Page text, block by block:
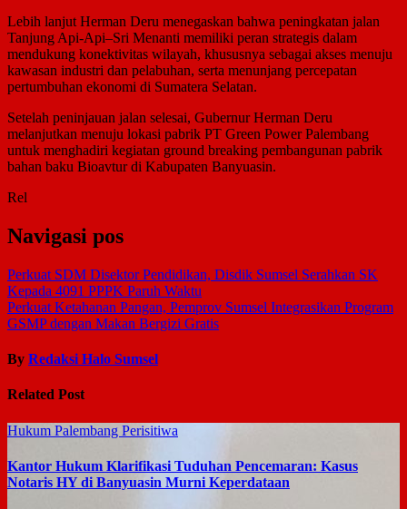
Lebih lanjut Herman Deru menegaskan bahwa peningkatan jalan
Tanjung Api-Api–Sri Menanti memiliki peran strategis dalam
mendukung konektivitas wilayah, khususnya sebagai akses menuju
kawasan industri dan pelabuhan, serta menunjang percepatan
pertumbuhan ekonomi di Sumatera Selatan.
Setelah peninjauan jalan selesai, Gubernur Herman Deru
melanjutkan menuju lokasi pabrik PT Green Power Palembang
untuk menghadiri kegiatan ground breaking pembangunan pabrik
bahan baku Bioavtur di Kabupaten Banyuasin.
Rel
Navigasi pos
Perkuat SDM Disektor Pendidikan, Disdik Sumsel Serahkan SK
Kepada 4091 PPPK Paruh Waktu
Perkuat Ketahanan Pangan, Pemprov Sumsel Integrasikan Program
GSMP dengan Makan Bergizi Gratis
By Redaksi Halo Sumsel
Related Post
Hukum Palembang Perisitiwa
Kantor Hukum Klarifikasi Tuduhan Pencemaran: Kasus
Notaris HY di Banyuasin Murni Keperdataan